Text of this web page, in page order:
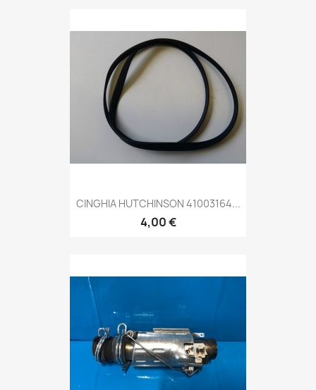
CINGHIA HUTCHINSON 41003164...
4,00 €